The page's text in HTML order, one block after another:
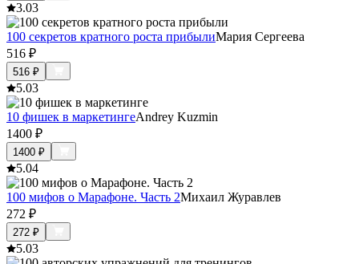
3.03
100 секретов кратного роста прибылиМария Сергеева
516 ₽
516 ₽
5.03
10 фишек в маркетингеAndrey Kuzmin
1400 ₽
1400 ₽
5.04
100 мифов о Марафоне. Часть 2Михаил Журавлев
272 ₽
272 ₽
5.03